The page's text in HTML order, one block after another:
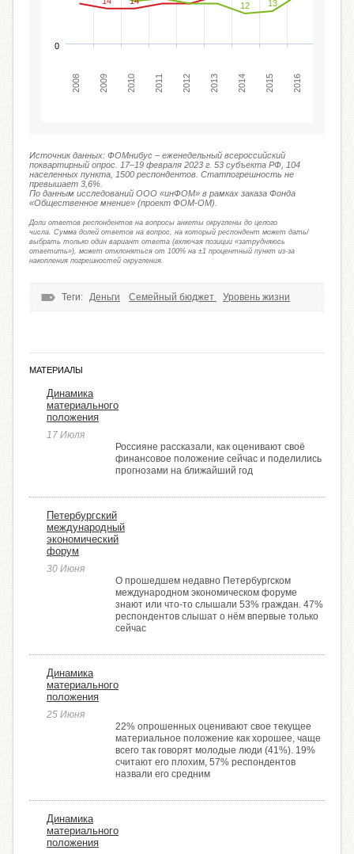
12
13
2008 2009 2010 2011 2012 2013 2014 2015 2016
0
Источник данных: ФОМнибус – еженедельный всероссийский
поквартирный опрос. 17–19 февраля 2023 г. 53 субъекта РФ, 104
населенных пункта, 1500 респондентов. Статпогрешность не
превышает 3,6%.
По данным исследований ООО «инФОМ» в рамках заказа Фонда
«Общественное мнение» (проект ФОМ-ОМ).
Доли ответов респондентов на вопросы анкеты округлены до целого
числа. Сумма долей ответов на вопрос, на который респондент может дать/
выбрать только один вариант ответа (включая позиции «затрудняюсь
ответить»), может отклоняться от 100% на ±1 процентный пункт из-за
накопления погрешностей округления.
Теги: Деньги Семейный бюджет Уровень жизни
МАТЕРИАЛЫ
Динамика
материального
положения
17 Июля
Россияне рассказали, как оценивают своё
финансовое положение сейчас и поделились
прогнозами на ближайший год
Петербургский
международный
экономический
форум
30 Июня
О прошедшем недавно Петербургском
международном экономическом форуме
знают или что-то слышали 53% граждан. 47%
респондентов слышат о нём впервые только
сейчас
Динамика
материального
положения
25 Июня
22% опрошенных оценивают свое текущее
материальное положение как хорошее, чаще
всего так говорят молодые люди (41%). 19%
считают его плохим, 57% респондентов
назвали его средним
Динамика
материального
положения